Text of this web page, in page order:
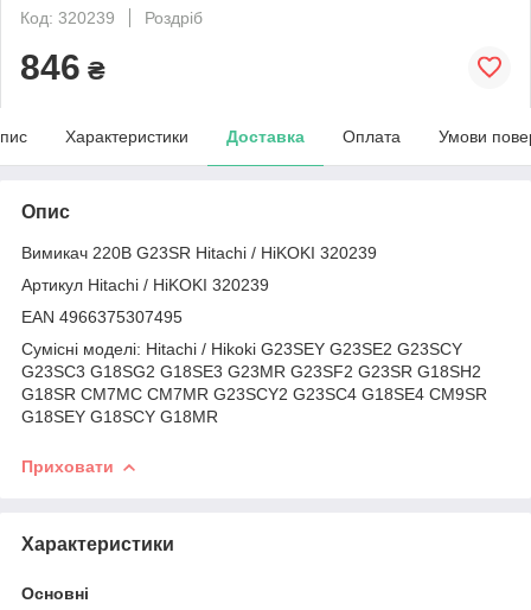
Код: 320239
Роздріб
846 ₴
Характеристики Доставка Оплата Умови
Опис
Вимикач 220В G23SR Hitachi / HiKOKI 320239
Артикул Hitachi / HiKOKI 320239
EAN 4966375307495
Сумісні моделі: Hitachi / Hikoki G23SEY G23SE2 G23SCY
G23SC3 G18SG2 G18SE3 G23MR G23SF2 G23SR G18SH2
G18SR CM7MC CM7MR G23SCY2 G23SC4 G18SE4 CM9SR
G18SEY G18SCY G18MR
Приховати
Характеристики
Основні